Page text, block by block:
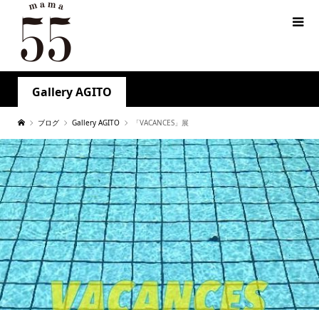
Gallery AGITO
ブログ Gallery AGITO 「VACANCES」展